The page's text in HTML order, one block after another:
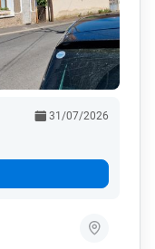
31/07/2026